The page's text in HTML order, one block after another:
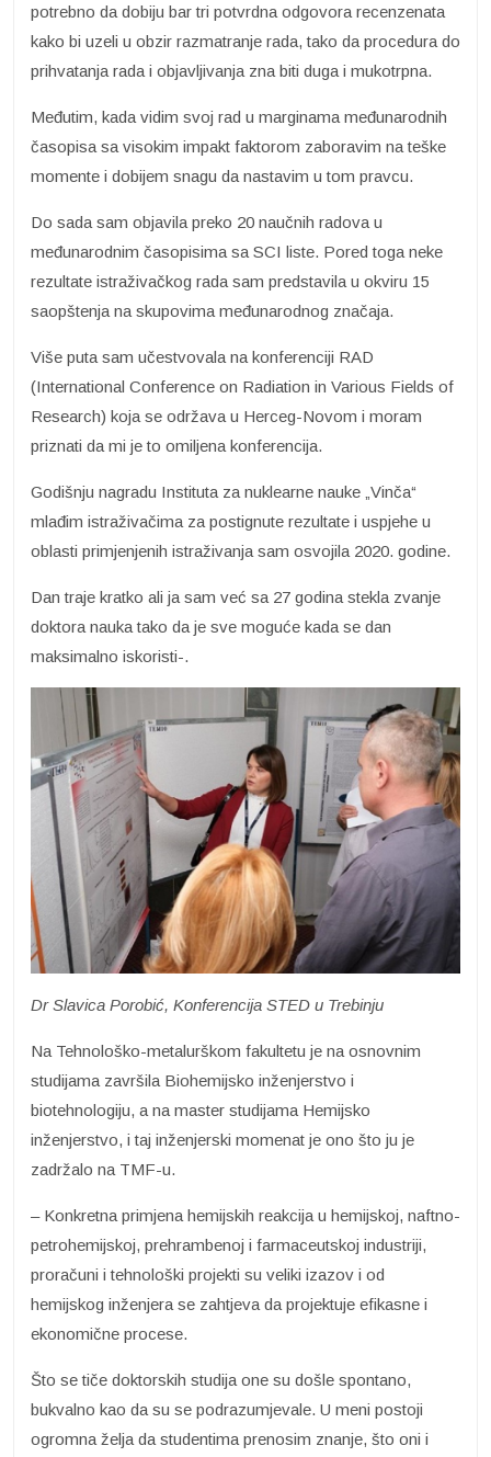
potrebno da dobiju bar tri potvrdna odgovora recenzenata
kako bi uzeli u obzir razmatranje rada, tako da procedura do
prihvatanja rada i objavljivanja zna biti duga i mukotrpna.
Međutim, kada vidim svoj rad u marginama međunarodnih
časopisa sa visokim impakt faktorom zaboravim na teške
momente i dobijem snagu da nastavim u tom pravcu.
Do sada sam objavila preko 20 naučnih radova u
međunarodnim časopisima sa SCI liste. Pored toga neke
rezultate istraživačkog rada sam predstavila u okviru 15
saopštenja na skupovima međunarodnog značaja.
Više puta sam učestvovala na konferenciji RAD
(International Conference on Radiation in Various Fields of
Research) koja se održava u Herceg-Novom i moram
priznati da mi je to omiljena konferencija.
Godišnju nagradu Instituta za nuklearne nauke „Vinča“
mlađim istraživačima za postignute rezultate i uspjehe u
oblasti primjenjenih istraživanja sam osvojila 2020. godine.
Dan traje kratko ali ja sam već sa 27 godina stekla zvanje
doktora nauka tako da je sve moguće kada se dan
maksimalno iskoristi-.
Dr Slavica Porobić, Konferencija STED u Trebinju
Na Tehnološko-metalurškom fakultetu je na osnovnim
studijama završila Biohemijsko inženjerstvo i
biotehnologiju, a na master studijama Hemijsko
inženjerstvo, i taj inženjerski momenat je ono što ju je
zadržalo na TMF-u.
– Konkretna primjena hemijskih reakcija u hemijskoj, naftno-
petrohemijskoj, prehrambenoj i farmaceutskoj industriji,
proračuni i tehnološki projekti su veliki izazov i od
hemijskog inženjera se zahtjeva da projektuje efikasne i
ekonomične procese.
Što se tiče doktorskih studija one su došle spontano,
bukvalno kao da su se podrazumjevale. U meni postoji
ogromna želja da studentima prenosim znanje, što oni i